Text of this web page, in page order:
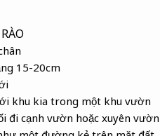
15-20cm
khu kia trong một khu vườn
đi cạnh vườn hoặc xuyên vườn